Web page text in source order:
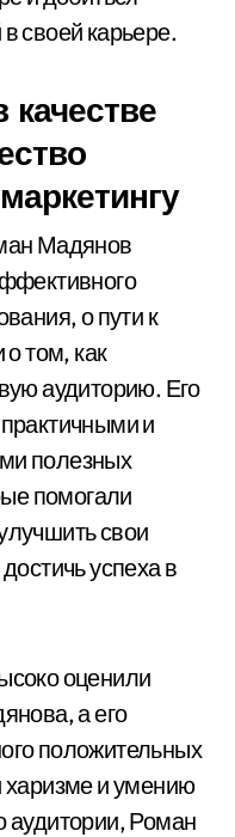
своей карьере.
Мадянов
о пути к
том, как
аудиторию. Его
и
полезных
помогали
свои
успеха в
оценили
а его
положительных
харизме и умению
аудитории, Роман